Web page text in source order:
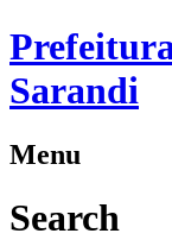
Sarandi
Menu
Search